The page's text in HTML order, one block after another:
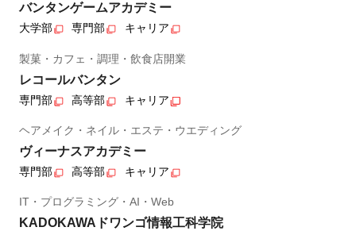
バンタンゲームアカデミー
大学部 専門部 キャリア
製菓・カフェ・調理・飲食店開業
レコールバンタン
専門部 高等部 キャリア
ヘアメイク・ネイル・エステ・ウエディング
ヴィーナスアカデミー
専門部 高等部 キャリア
IT・プログラミング・AI・Web
KADOKAWAドワンゴ情報工科学院